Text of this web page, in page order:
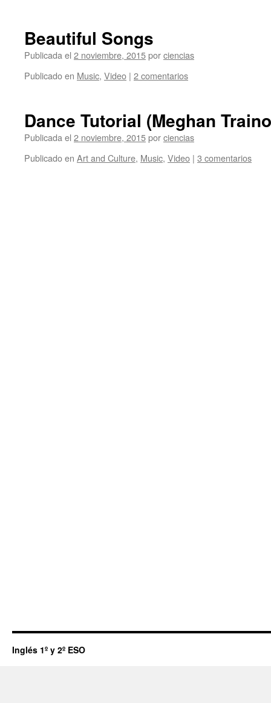
Beautiful Songs
Publicada el 2 noviembre, 2015porciencias
Publicado en Music, Video | 2 comentarios
Dance Tutorial (Meghan
Publicada el 2 noviembre, 2015porciencias
Publicado en Art and Culture, Music, Video | 3 comentarios
Inglés 1º y 2º ESO